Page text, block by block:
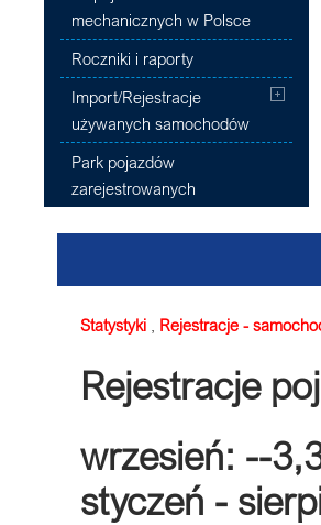
mechanicznych w Polsce
Roczniki i raporty
Import/Rejestracje
używanych samochodów
Park pojazdów
zarejestrowanych
Statystyki Rejestracje -
Rejestracje
wrzesień: --
styczeń -